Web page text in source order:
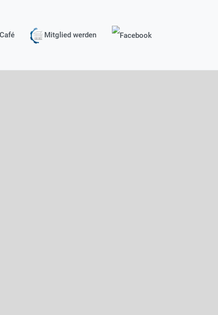
Mitglied werden